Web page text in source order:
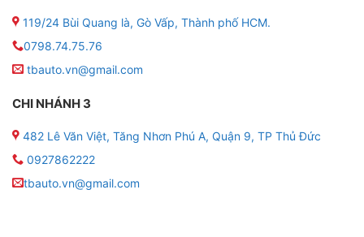
Đặc điểm của đèn led nội thất ô tô cho xe VinFast VF3
119/24 Bùi Quang là, Gò Vấp, Thành phố HCM.
0798.74.75.76
tbauto.vn@gmail.com
CHI NHÁNH 3
482 Lê Văn Việt, Tăng Nhơn Phú A, Quận 9, TP Thủ Đức
0927862222
tbauto.vn@gmail.com